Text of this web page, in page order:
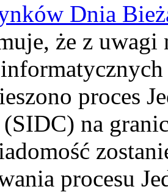
Dnia
że z uwagi
proces
na
procesu